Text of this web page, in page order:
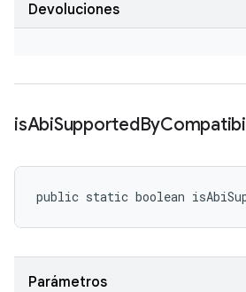
Devoluciones
isAbiSupportedBy
public static boolean
Parámetros